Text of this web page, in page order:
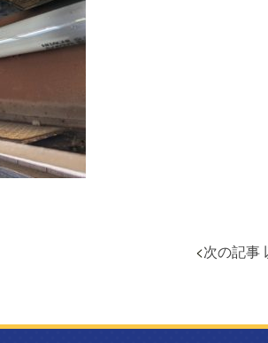
<次の記事